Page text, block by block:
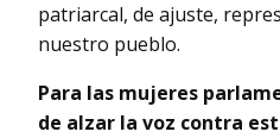
patriarcal, de ajuste,
nuestro pueblo.
Para las mujeres
de alzar la voz contra